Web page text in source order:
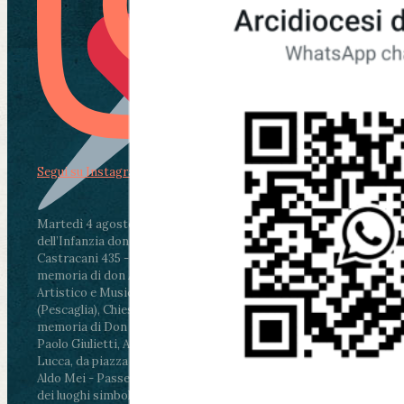
Martedì 4 agosto2026
ore 11:30 - Lucca, Scuola
dell’Infanzia don Aldo Mei - Viale Castruccio
Castracani 435 - Inaugurazione murales in
memoria di don Aldo Mei curato dal Liceo
Artistico e Musicale “Passaglia”
ore 18 - Fiano
(Pescaglia), Chiesa parrocchiale - Messa in
memoria di Don Aldo Mei celebrata da mons.
Paolo Giulietti, Arcivescovo di Lucca
ore 20.30 -
Lucca, da piazza San Michele al Cippo di don
Aldo Mei - Passeggiata della Memoria in alcuni
dei luoghi simbolo della città. Ritrovo alle ore
Segui su Instagram